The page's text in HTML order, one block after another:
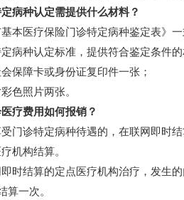
种认定需提供什么材料？
医疗保险门诊特定病种鉴定表》一
种认定标准，提供符合鉴定条件的
障卡或身份证复印件一张；
照片两张。
费用如何报销？
诊特定病种待遇的，在联网即时结
机构结算。
结算的定点医疗机构治疗，发生的
算一次。